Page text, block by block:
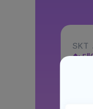
SKT
데
월